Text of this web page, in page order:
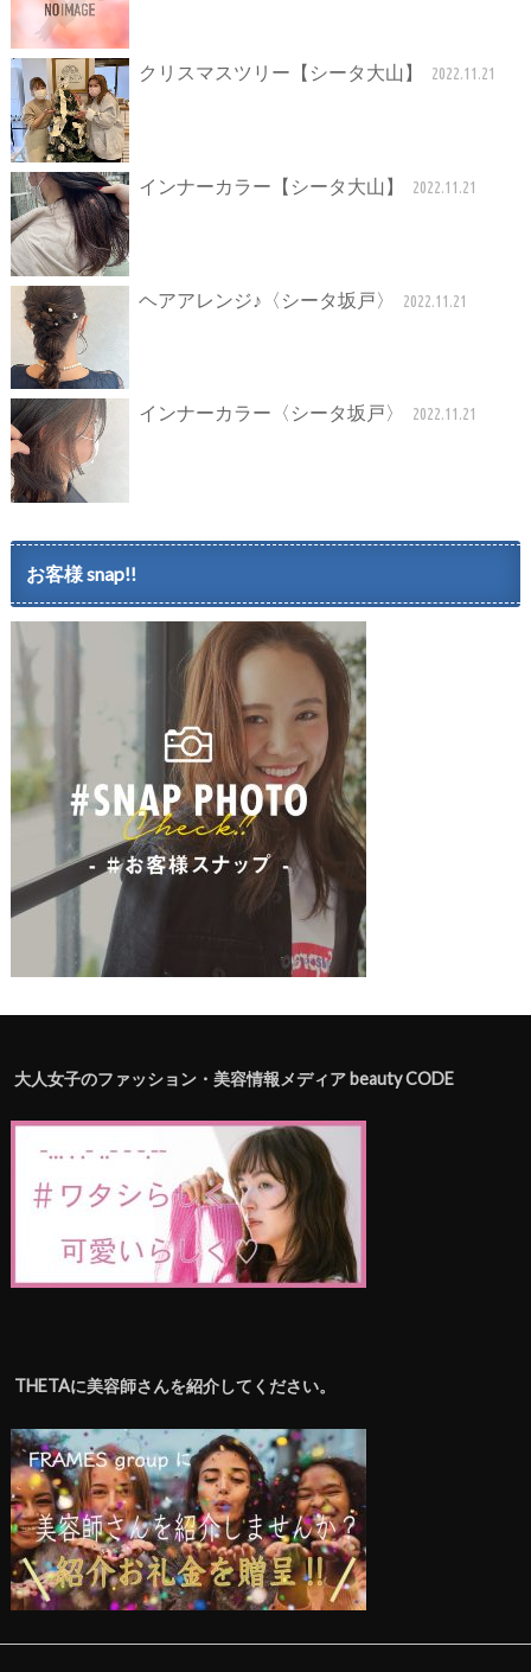
クリスマスツリー【シータ大山】 2022.11.21
インナーカラー【シータ大山】 2022.11.21
ヘアアレンジ♪〈シータ坂戸〉 2022.11.21
インナーカラー〈シータ坂戸〉 2022.11.21
お客様 snap!!
大人女子のファッション・美容情報メディア beauty CODE
THETAに美容師さんを紹介してください。